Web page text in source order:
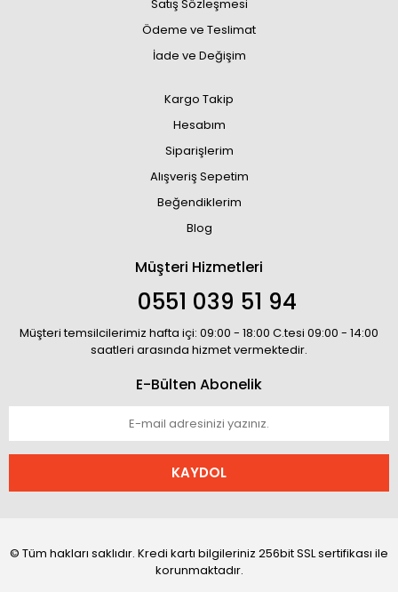
Satış Sözleşmesi
Ödeme ve Teslimat
İade ve Değişim
Kargo Takip
Hesabım
Siparişlerim
Alışveriş Sepetim
Beğendiklerim
Blog
Müşteri Hizmetleri
0551 039 51 94
Müşteri temsilcilerimiz hafta içi: 09:00 - 18:00 C.tesi 09:00 - 14:00
saatleri arasında hizmet vermektedir.
E-Bülten Abonelik
KAYDOL
© Tüm hakları saklıdır. Kredi kartı bilgileriniz 256bit SSL sertifikası ile
korunmaktadır.